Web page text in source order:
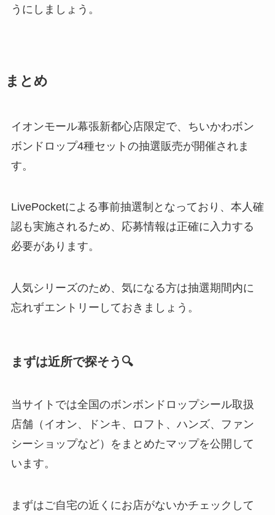
うにしましょう。
まとめ
イオンモール幕張新都心店限定で、ちいかわボン
ボンドロップ4種セットの抽選販売が開催されま
す。
LivePocketによる事前抽選制となっており、本人確
認も実施されるため、応募情報は正確に入力する
必要があります。
人気シリーズのため、気になる方は抽選期間内に
忘れずエントリーしておきましょう。
まずは近所で探そう🔍
当サイトでは全国のボンボンドロップシール取扱
店舗（イオン、ドンキ、ロフト、ハンズ、ファン
シーショップなど）をまとめたマップを公開して
います。
まずはご自宅の近くにお店がないかチェックして